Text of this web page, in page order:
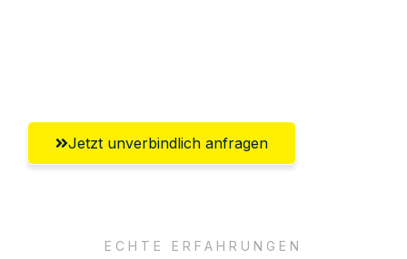
Jetzt unverbindlich anfragen
ECHTE ERFAHRUNGEN